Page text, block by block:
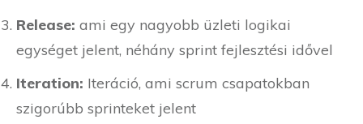
Release: ami egy nagyobb üzleti logikai
egységet jelent, néhány sprint fejlesztési idővel
Iteration: Iteráció, ami scrum csapatokban
szigorúbb sprinteket jelent